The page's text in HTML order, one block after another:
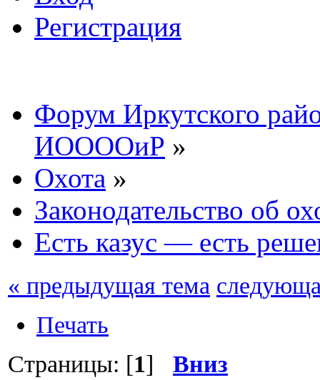
Регистрация
Форум Иркутского
ИООООиР »
Охота »
Законодательство об
Есть казус — есть
« предыдущая тема
Печать
Страницы: [1] Вниз